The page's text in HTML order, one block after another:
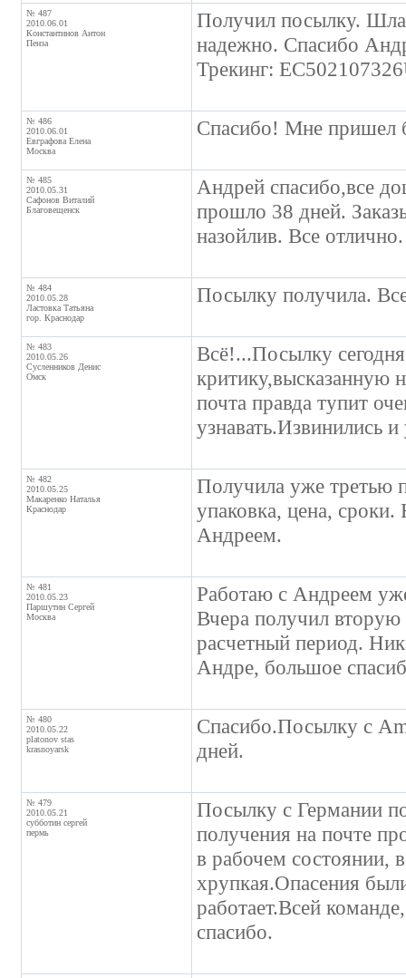
№ 487
2010.06.01
Константинов Антон
Пенза
Получил посылку. Шла
надежно. Спасибо
Трекинг:
№ 486
2010.06.01
Евграфова Елена
Москва
Спасибо! Мне пришел
№ 485
2010.05.31
Сафонов Виталий
Благовещенск
Андрей спасибо,все
прошло 38 дней.
назойлив. Все
№ 484
2010.05.28
Ластовка Татьяна
гор. Краснодар
Посылку получила.
№ 483
2010.05.26
Сусленников Денис
Омск
Всё!...Посылку
критику,высказанную
почта правда тупит
узнавать.Извинились
№ 482
2010.05.25
Макаренко Наталья
Краснодар
Получила уже третью
упаковка, цена,
Андреем.
№ 481
2010.05.23
Паршутин Сергей
Москва
Работаю с Андреем
Вчера получил
расчетный период.
Андре, большое
№ 480
2010.05.22
platonov stas
krasnoyarsk
Спасибо.Посылку с
дней.
№ 479
2010.05.21
субботин сергей
пермь
Посылку с Германии
получения на почте
в рабочем состоянии,
хрупкая.Опасения
работает.Всей
спасибо.